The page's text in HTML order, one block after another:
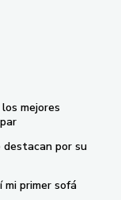
mejores
destacan por su
mi primer sofá